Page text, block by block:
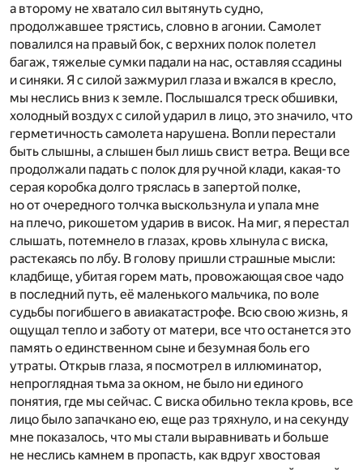
а второму не хватало сил вытянуть судно,
продолжавшее трястись, словно в агонии. Самолет
повалился на правый бок, с верхних полок полетел
багаж, тяжелые сумки падали на нас, оставляя ссадины
и синяки. Я с силой зажмурил глаза и вжался в кресло,
мы неслись вниз к земле. Послышался треск обшивки,
холодный воздух с силой ударил в лицо, это значило, что
герметичность самолета нарушена. Вопли перестали
быть слышны, а слышен был лишь свист ветра. Вещи все
продолжали падать с полок для ручной клади, какая-то
серая коробка долго тряслась в запертой полке,
но от очередного толчка выскользнула и упала мне
на плечо, рикошетом ударив в висок. На миг, я перестал
слышать, потемнело в глазах, кровь хлынула с виска,
растекаясь по лбу. В голову пришли страшные мысли:
кладбище, убитая горем мать, провожающая свое чадо
в последний путь, её маленького мальчика, по воле
судьбы погибшего в авиакатастрофе. Всю свою жизнь, я
ощущал тепло и заботу от матери, все что останется это
память о единственном сыне и безумная боль его
утраты. Открыв глаза, я посмотрел в иллюминатор,
непроглядная тьма за окном, не было ни единого
понятия, где мы сейчас. С виска обильно текла кровь, все
лицо было запачкано ею, еще раз тряхнуло, и на секунду
мне показалось, что мы стали выравнивать и больше
не неслись камнем в пропасть, как вдруг хвостовая